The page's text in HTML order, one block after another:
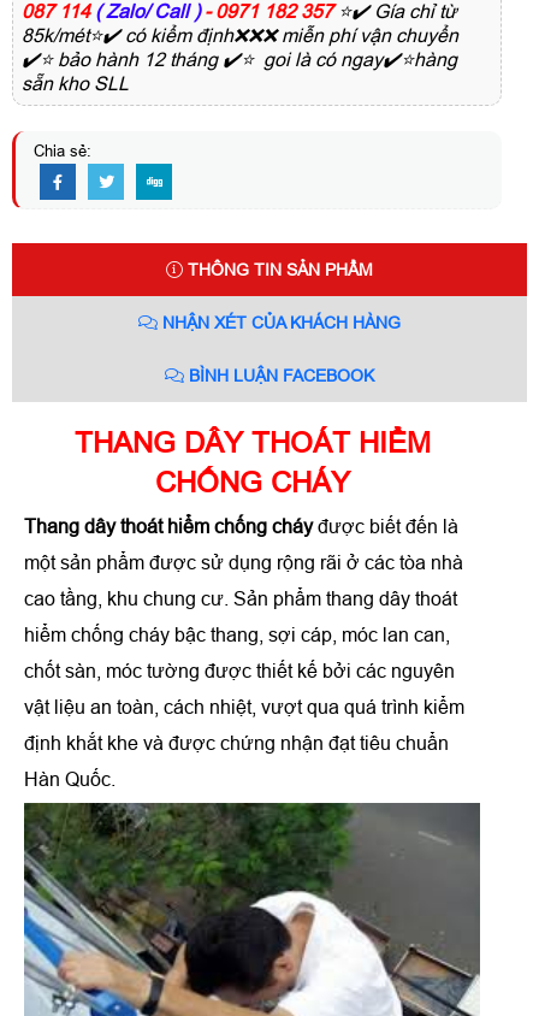
087 114 ( Zalo/ Call )- 0971 182 357 ⭐✔️ Gía chỉ từ
85k/mét⭐✔️ có kiểm định❌❌❌ miễn phí vận chuyển
✔️⭐ bảo hành 12 tháng ✔️⭐ goi là có ngay✔️⭐hàng
sẵn kho SLL
Chia sẻ:
THÔNG TIN SẢN PHẨM
NHẬN XÉT CỦA KHÁCH HÀNG
BÌNH LUẬN FACEBOOK
THANG DÂY THOÁT HIỂM
CHỐNG CHÁY
Thang dây thoát hiểm chống cháyđược biết đến là
một sản phẩm được sử dụng rộng rãi ở các tòa nhà
cao tầng, khu chung cư. Sản phẩm thang dây thoát
hiểm chống cháy bậc thang, sợi cáp, móc lan can,
chốt sàn, móc tường được thiết kế bởi các nguyên
vật liệu an toàn, cách nhiệt, vượt qua quá trình kiểm
định khắt khe và được chứng nhận đạt tiêu chuẩn
Hàn Quốc.